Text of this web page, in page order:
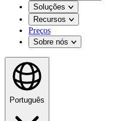
Soluções
Recursos
Preços
Sobre nós
Português